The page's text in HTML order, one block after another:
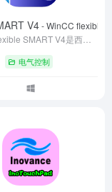
V4- WinCC flexible
电气控制